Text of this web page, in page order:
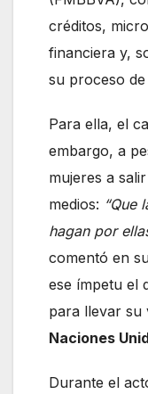
créditos,
financiera y,
su proceso de
Para ella, el
embargo, a
mujeres a
medios: “Que
hagan por
comentó en
ese ímpetu el
para llevar su
Naciones
Durante el